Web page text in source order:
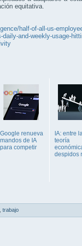
equitativa.
half-of-all-us-
and-weekly-usage-
Google renueva
mandos de IA
para competir
IA: entre la
teoría
despidos
trabajo